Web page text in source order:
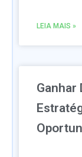
LEIA MAIS »
Ganhar